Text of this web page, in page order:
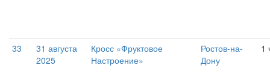
33
31 августа
2025
Кросс «Фруктовое
Настроение»
Ростов-на-
Дону
1